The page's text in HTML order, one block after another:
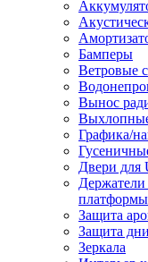
Бамперы
Ветровые
Вынос
Графика/
Двери для
Держатели
платформы
Защита
Защита
Зеркала